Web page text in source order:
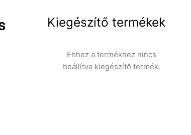
Kiegészítő termékek
Ehhez a termékhez nincs
beállítva kiegészítő termék.